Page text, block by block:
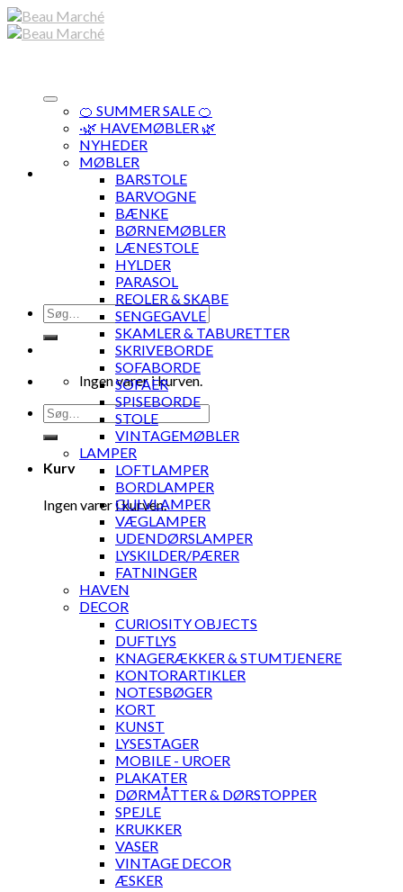
Skip
to
Søg
efter:
Ingen varer i kurven.
Søg
efter:
Kurv
Ingen varer i kurven.
🍊 SUMMER SALE 🍊
·🌿 HAVEMØBLER 🌿
NYHEDER
MØBLER
BARSTOLE
BARVOGNE
BÆNKE
BØRNEMØBLER
LÆNESTOLE
HYLDER
PARASOL
REOLER & SKABE
SENGEGAVLE
SKAMLER & TABURETTER
SKRIVEBORDE
SOFABORDE
SOFAER
SPISEBORDE
STOLE
VINTAGEMØBLER
LAMPER
LOFTLAMPER
BORDLAMPER
GULVLAMPER
VÆGLAMPER
UDENDØRSLAMPER
LYSKILDER/PÆRER
FATNINGER
HAVEN
DECOR
CURIOSITY OBJECTS
DUFTLYS
KNAGERÆKKER & STUMTJENERE
KONTORARTIKLER
NOTESBØGER
KORT
KUNST
LYSESTAGER
MOBILE - UROER
PLAKATER
DØRMÅTTER & DØRSTOPPER
SPEJLE
KRUKKER
VASER
VINTAGE DECOR
ÆSKER